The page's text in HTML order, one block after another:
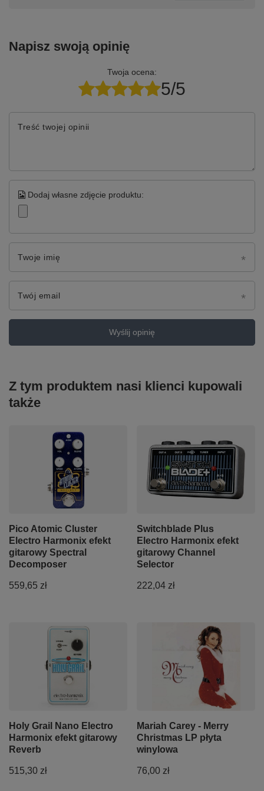
Napisz swoją opinię
Twoja ocena:
5/5
Treść twojej opinii
Dodaj własne zdjęcie produktu:
Twoje imię
Twój email
Wyślij opinię
Z tym produktem nasi klienci kupowali
także
Pico Atomic Cluster
Electro Harmonix efekt
gitarowy Spectral
Decomposer
559,65 zł
Switchblade Plus
Electro Harmonix efekt
gitarowy Channel
Selector
222,04 zł
Holy Grail Nano Electro
Harmonix efekt gitarowy
Reverb
515,30 zł
Mariah Carey - Merry
Christmas LP płyta
winylowa
76,00 zł